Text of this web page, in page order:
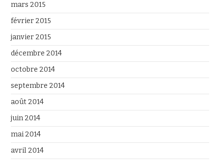
mars 2015
février 2015
janvier 2015
décembre 2014
octobre 2014
septembre 2014
août 2014
juin 2014
mai 2014
avril 2014